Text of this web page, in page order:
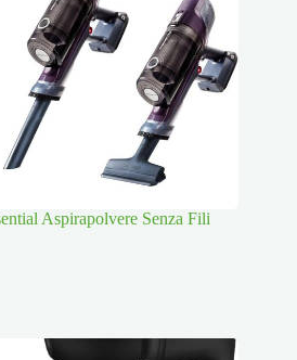
Aspirapolvere Senza Fili